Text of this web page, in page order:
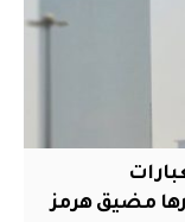
مضيق هرمز